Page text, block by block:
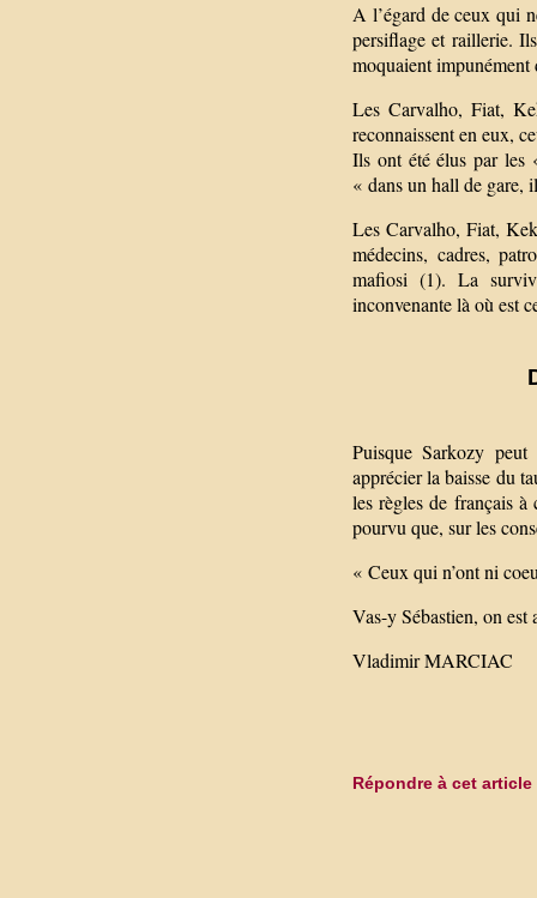
A l’égard de ceux qui
persiflage et raillerie.
moquaient impunément
Les Carvalho, Fiat,
reconnaissent en eux,
Ils ont été élus par les
« dans un hall de gare,
Les Carvalho, Fiat,
médecins, cadres,
mafiosi (1). La
inconvenante là où est
Puisque Sarkozy
apprécier la baisse du
les règles de français à
pourvu que, sur les
« Ceux qui n’ont ni
Vas-y Sébastien, on
Vladimir MARCIAC
Répondre à cet article